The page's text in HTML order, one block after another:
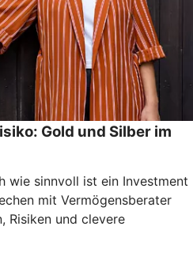
Gold und Silber im
wie sinnvoll ist ein Investment
mit Vermögensberater
Risiken und clevere